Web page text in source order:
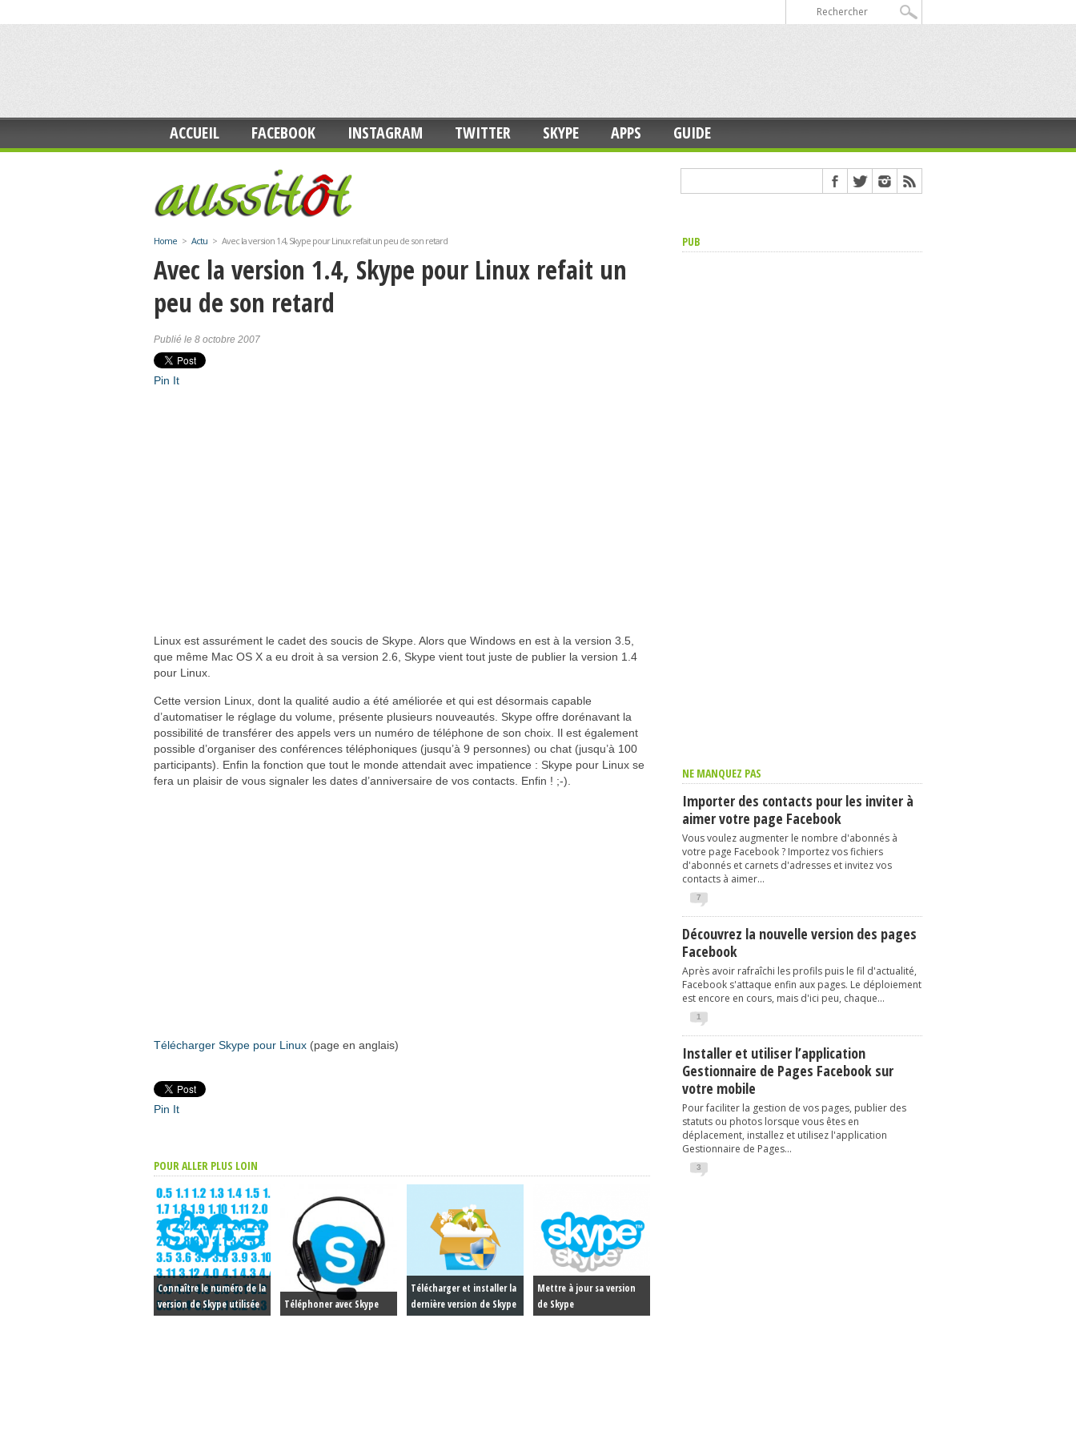
ACCUEIL FACEBOOK INSTAGRAM TWITTER SKYPE APPS GUIDE
Home > Actu > Avec la version 1.4, Skype pour Linux refait un peu de son retard
Avec la version 1.4, Skype pour Linux refait un
peu de son retard
Publié le 8 octobre 2007
Pin It
Linux est assurément le cadet des soucis de Skype. Alors que Windows en est à la version 3.5,
que même Mac OS X a eu droit à sa version 2.6, Skype vient tout juste de publier la version 1.4
pour Linux.
Cette version Linux, dont la qualité audio a été améliorée et qui est désormais capable
d’automatiser le réglage du volume, présente plusieurs nouveautés. Skype offre dorénavant la
possibilité de transférer des appels vers un numéro de téléphone de son choix. Il est également
possible d’organiser des conférences téléphoniques (jusqu’à 9 personnes) ou chat (jusqu’à 100
participants). Enfin la fonction que tout le monde attendait avec impatience : Skype pour Linux se
fera un plaisir de vous signaler les dates d’anniversaire de vos contacts. Enfin ! ;-).
Télécharger Skype pour Linux (page en anglais)
Pin It
POUR ALLER PLUS LOIN
Connaître le numéro de la
version de Skype utilisée
Téléphoner avec Skype
Télécharger et installer la
dernière version de Skype
Mettre à jour sa version
de Skype
PUB
NE MANQUEZ PAS
Importer des contacts pour les inviter à
aimer votre page Facebook
Vous voulez augmenter le nombre d'abonnés à
votre page Facebook ? Importez vos fichiers
d'abonnés et carnets d'adresses et invitez vos
contacts à aimer...
7
Découvrez la nouvelle version des pages
Facebook
Après avoir rafraîchi les profils puis le fil d'actualité,
Facebook s'attaque enfin aux pages. Le déploiement
est encore en cours, mais d'ici peu, chaque...
1
Installer et utiliser l’application
Gestionnaire de Pages Facebook sur
votre mobile
Pour faciliter la gestion de vos pages, publier des
statuts ou photos lorsque vous êtes en
déplacement, installez et utilisez l'application
Gestionnaire de Pages...
3